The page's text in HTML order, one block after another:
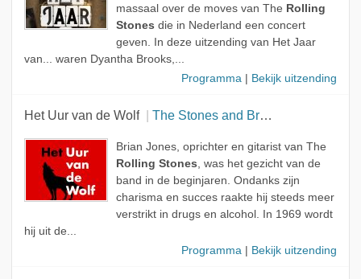
massaal over de moves van The Rolling
Stones die in Nederland een concert
geven. In deze uitzending van Het Jaar
van... waren Dyantha Brooks,...
Programma
Bekijk uitzending
Het Uur van de Wolf The Stones and Brian Jones
Brian Jones, oprichter en gitarist van The
Rolling Stones, was het gezicht van de
band in de beginjaren. Ondanks zijn
charisma en succes raakte hij steeds meer
verstrikt in drugs en alcohol. In 1969 wordt
hij uit de...
Programma
Bekijk uitzending